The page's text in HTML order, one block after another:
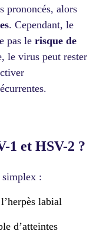
prononcés, alors
. Cependant, le
pas le risque de
le virus peut rester
1 et HSV-2 ?
simplex :
labial
d’atteintes